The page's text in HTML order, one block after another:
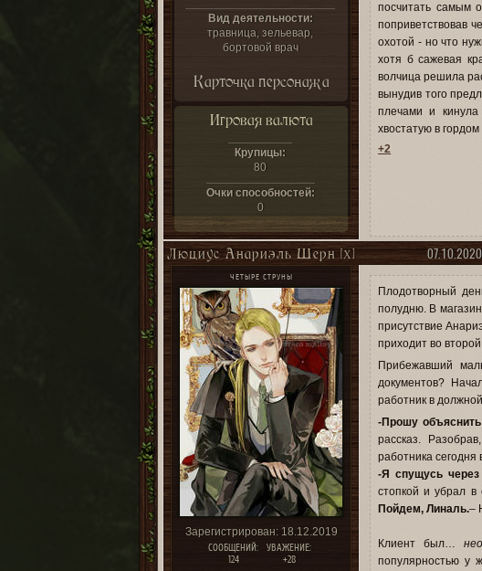
Вид деятельности:
травница, зельевар,
бортовой врач
Карточка персонажа
Игровая валюта
Крупицы:
80
Очки способностей:
0
посчитать самым
поприветствовав
охотой - но что
хотя б сажевая
волчица решила
вынудив того
плечами и
хвостатую в
+2
Люциус Анариэль Шерн [X]
ЧЕТЫРЕ СТРУНЫ
Зарегистрирован: 18.12.2019
СООБЩЕНИЙ:
124
УВАЖЕНИЕ:
+28
Плодотворный
полудню. В
присутствие
приходит во
Прибежавший
документов?
работник в
-Прошу объяснить
рассказ.
работника сегодня
-Я спущусь через
стопкой и убрал в
Пойдем, Линаль.–
Клиент был…
популярностью у